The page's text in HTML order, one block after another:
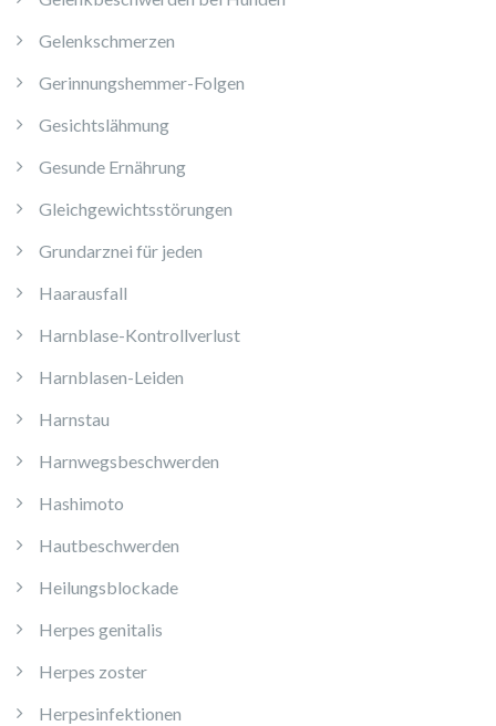
Gelenkschmerzen
Gerinnungshemmer-Folgen
Gesichtslähmung
Gesunde Ernährung
Gleichgewichtsstörungen
Grundarznei für jeden
Haarausfall
Harnblase-Kontrollverlust
Harnblasen-Leiden
Harnstau
Harnwegsbeschwerden
Hashimoto
Hautbeschwerden
Heilungsblockade
Herpes genitalis
Herpes zoster
Herpesinfektionen